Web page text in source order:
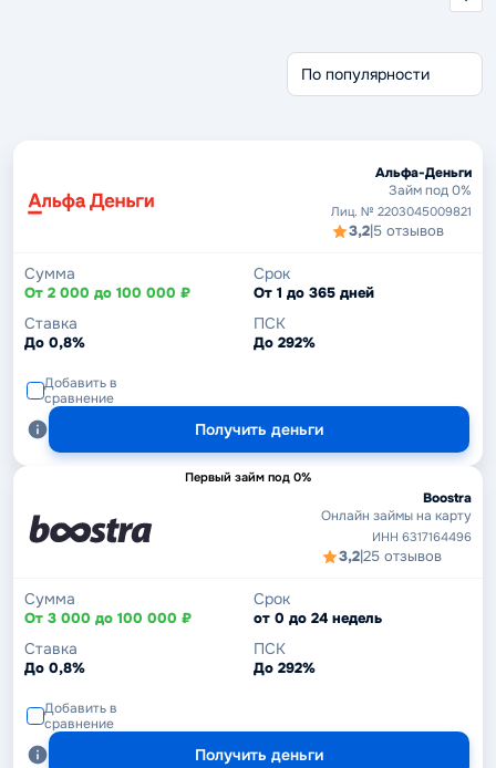
Срочные займы
Альфа-Деньги
Займ под 0%
Лиц. № 2203045009821
3,2|5 отзывов
Сумма
От 2 000 до 100 000 ₽
Срок
От 1 до 365 дней
Ставка
До 0,8%
ПСК
До 292%
Добавить в
сравнение
Получить деньги
Первый займ под 0%
Boostra
Онлайн займы на карту
ИНН 6317164496
3,2|25 отзывов
Сумма
От 3 000 до 100 000 ₽
Срок
от 0 до 24 недель
Ставка
До 0,8%
ПСК
До 292%
Добавить в
сравнение
Получить деньги